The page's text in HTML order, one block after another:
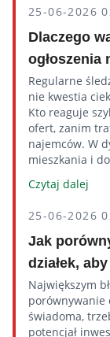
25-06-2026
Dlaczego
ogłoszenia
Regularne
nie kwestia
Kto reaguje
ofert, zanim
najemców. W
mieszkania i
Czytaj dalej
25-06-2026
Jak
działek,
Największym
porównywanie
świadoma,
potencjał